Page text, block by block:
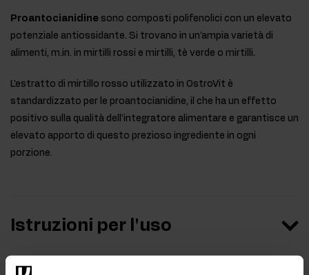
Proantocianidine sono composti polifenolici con un elevato
potenziale antiossidante. Si trovano in un'ampia varietà di
alimenti, m.in. in mirtilli rossi e mirtilli, tè verde o mirtilli.
L'estratto di mirtillo rosso utilizzato in OstroVit è
standardizzato per le proantocianidine, il che ha un effetto
positivo sulla qualità dell'integratore alimentare e garantisce un
elevato apporto di questo prezioso ingrediente in ogni
porzione.
Istruzioni per l'uso